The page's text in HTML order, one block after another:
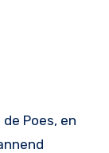
Poes, en